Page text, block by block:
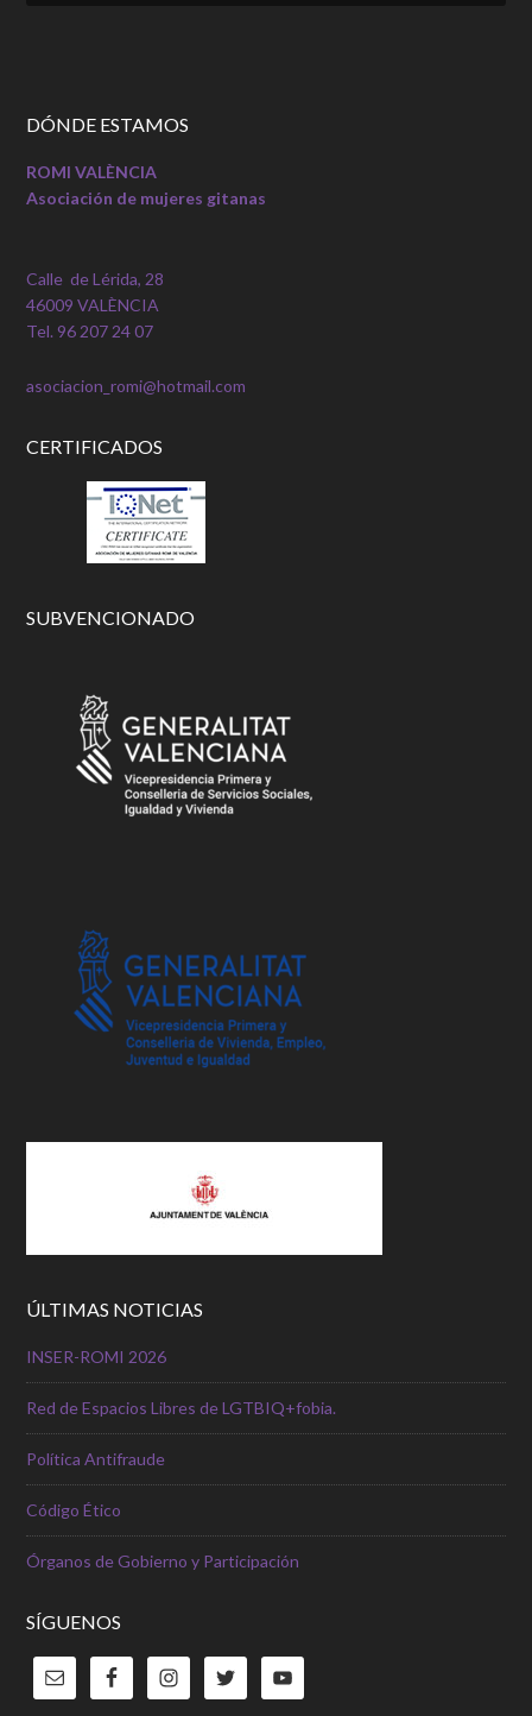
DÓNDE ESTAMOS
ROMI VALÈNCIA
Asociación de mujeres gitanas
Calle de Lérida, 28
46009 VALÈNCIA
Tel. 96 207 24 07
asociacion_romi@hotmail.com
CERTIFICADOS
SUBVENCIONADO
ÚLTIMAS NOTICIAS
INSER-ROMI 2026
Red de Espacios Libres de LGTBIQ+fobia.
Política Antifraude
Código Ético
Órganos de Gobierno y Participación
SÍGUENOS